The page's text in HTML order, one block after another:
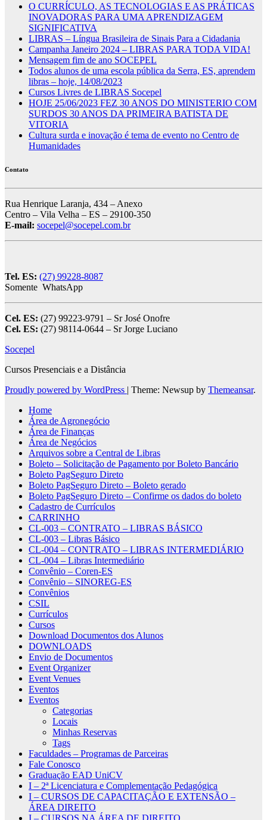
O CURRÍCULO, AS TECNOLOGIAS E AS PRÁTICAS
INOVADORAS PARA UMA APRENDIZAGEM
SIGNIFICATIVA
LIBRAS – Língua Brasileira de Sinais Para a Cidadania
Campanha Janeiro 2024 – LIBRAS PARA TODA VIDA!
Mensagem fim de ano SOCEPEL
Todos alunos de uma escola pública da Serra, ES, aprendem
libras – hoje, 14/08/2023
Cursos Livres de LIBRAS Socepel
HOJE 25/06/2023 FEZ 30 ANOS DO MINISTERIO COM
SURDOS 30 ANOS DA PRIMEIRA BATISTA DE
VITORIA
Cultura surda e inovação é tema de evento no Centro de
Humanidades
Contato
Rua Henrique Laranja, 434 – Anexo
Centro – Vila Velha – ES – 29100-350
E-mail: socepel@socepel.com.br
Tel. ES: (27) 99228-8087
Somente WhatsApp
Cel. ES: (27) 99223-9791 – Sr José Onofre
Cel. ES: (27) 98114-0644 – Sr Jorge Luciano
Socepel
Cursos Presenciais e a Distância
Proudly powered by WordPress | Theme: Newsup by Themeansar.
Home
Área de Agronegócio
Área de Finanças
Área de Negócios
Arquivos sobre a Central de Libras
Boleto – Solicitação de Pagamento por Boleto Bancário
Boleto PagSeguro Direto
Boleto PagSeguro Direto – Boleto gerado
Boleto PagSeguro Direto – Confirme os dados do boleto
Cadastro de Currículos
CARRINHO
CL-003 – CONTRATO – LIBRAS BÁSICO
CL-003 – Libras Básico
CL-004 – CONTRATO – LIBRAS INTERMEDIÁRIO
CL-004 – Libras Intermediário
Convênio – Coren-ES
Convênio – SINOREG-ES
Convênios
CSIL
Currículos
Cursos
Download Documentos dos Alunos
DOWNLOADS
Envio de Documentos
Event Organizer
Event Venues
Eventos
Eventos
Categorias
Locais
Minhas Reservas
Tags
Faculdades – Programas de Parceiras
Fale Conosco
Graduação EAD UniCV
I – 2ª Licenciatura e Complementação Pedagógica
I – CURSOS DE CAPACITAÇÃO E EXTENSÃO –
ÁREA DIREITO